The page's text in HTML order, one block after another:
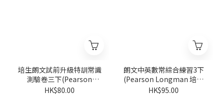
培生朗文試前升級特訓常識
測驗卷三下(Pearson
Longman 培生朗文)
HK$80.00
朗文中英數常綜合練習3下
(Pearson Longman 培生
朗文)
HK$95.00